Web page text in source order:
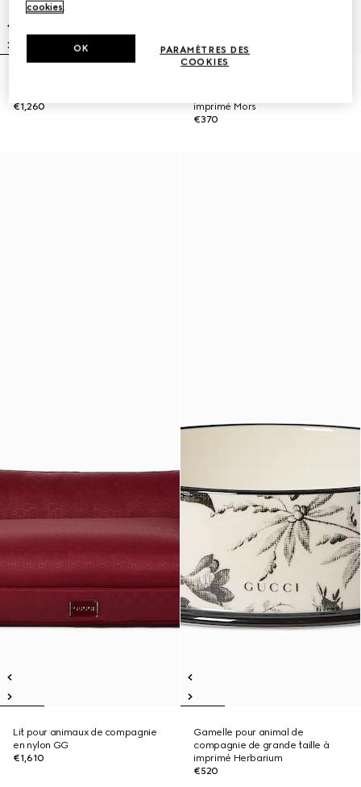
€1,260
imprimé Mors
€370
Lit pour animaux de compagnie
en nylon GG
€1,610
Gamelle pour animal de
compagnie de grande taille à
imprimé Herbarium
€520
cookies.
PARAMÈTRES DES
COOKIES
OK